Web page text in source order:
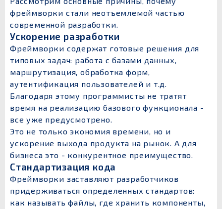
фреймворки стали неотъемлемой частью
современной разработки.
Ускорение разработки
Фреймворки содержат готовые решения для
типовых задач: работа с базами данных,
маршрутизация, обработка форм,
аутентификация пользователей и т.д.
Благодаря этому программисты не тратят
время на реализацию базового функционала -
все уже предусмотрено.
Это не только экономия времени, но и
ускорение выхода продукта на рынок. А для
бизнеса это - конкурентное преимущество.
Стандартизация кода
Фреймворки заставляют разработчиков
придерживаться определенных стандартов:
как называть файлы, где хранить компоненты,